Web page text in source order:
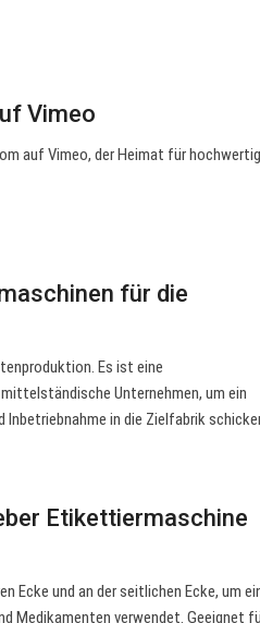
Vimeo
auf Vimeo, der Heimat für
für die
Es ist eine
Unternehmen, um ein
in die Zielfabrik
Etikettiermaschine
Ecke und an der seitlichen Ecke, um
Medikamenten verwendet. Geeignet